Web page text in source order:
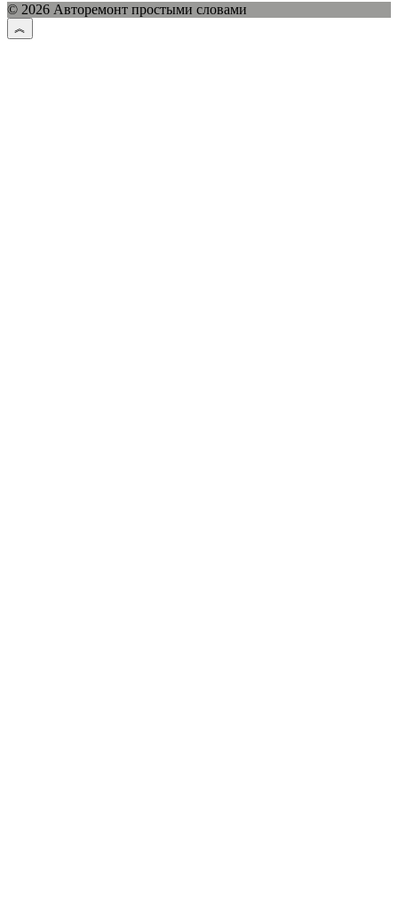
© 2026 Авторемонт простыми словами